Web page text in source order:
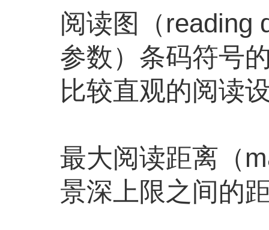
阅读图（reading
参数）条码符号
比较直观的阅读
最大阅读距离（
景深上限之间的